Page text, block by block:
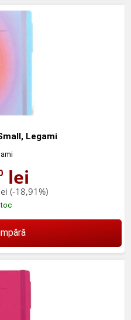
Legami
lei
(-18,91%)